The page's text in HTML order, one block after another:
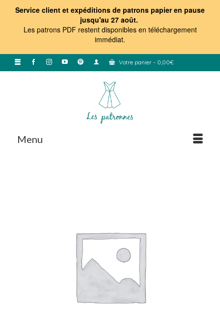
Service client et expéditions de patrons papier en pause
jusqu'au 27 août.
Les patrons PDF restent disponibles en téléchargement
immédiat.
Votre panier - 0,00€
Menu